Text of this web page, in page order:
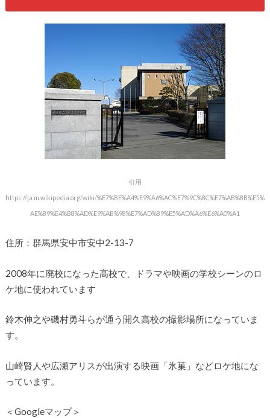
引用
https://ja.m.wikipedia.org/wiki/%E7%BE%A4%E9%A6%AC%E7%9C%8C%E7%AB%8B%E5%
AE%89%E4%B8%AD%E9%AB%98%E7%AD%89%E5%AD%A6%E6%A0%A1
住所：群馬県安中市安中2-13-7
2008年に廃校になった高校で、ドラマや映画の学校シーンのロ
ケ地に使われています
鈴木伸之や磯村勇斗らが通う開久高校の撮影場所になっていま
す。
山崎賢人や広瀬アリスが出演する映画「氷菓」などロケ地にな
っています。
＜Googleマップ＞